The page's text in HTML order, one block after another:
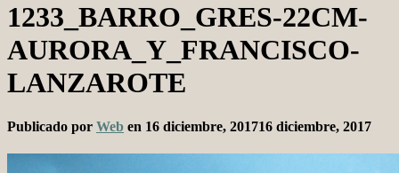
1233_BARRO_GRES-22CM-
AURORA_Y_FRANCISCO-
LANZAROTE
Publicado por Web en 16 diciembre, 201716 diciembre, 2017